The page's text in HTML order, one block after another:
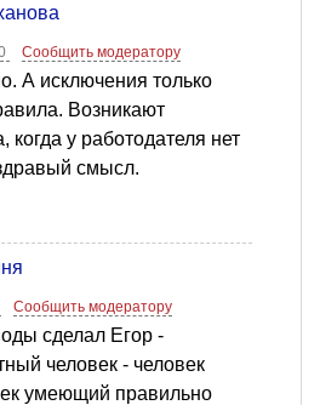
Сообщить модератору
А исключения только
Возникают
когда у работодателя нет
смысл.
Сообщить модератору
сделал Егор -
человек - человек
умеющий правильно